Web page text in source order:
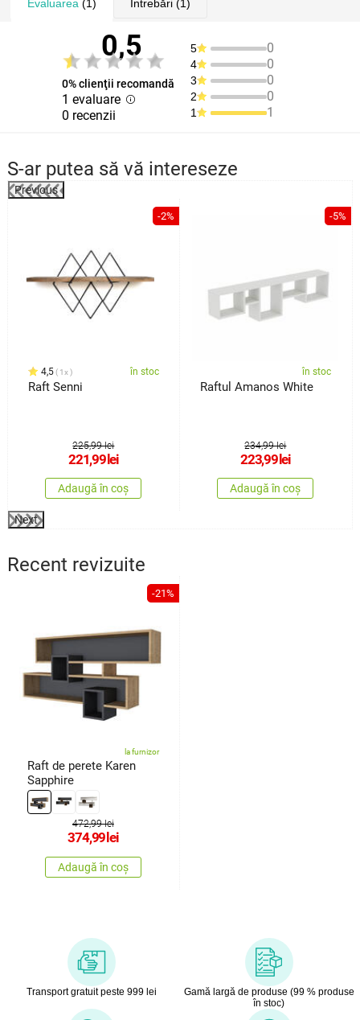
Evaluarea (1) Întrebări(1)
0,5
0% clienţii recomandă
1 evaluare
0 recenzii
5 0
4 0
3 0
2 0
1 1
S-ar putea să vă intereseze
Previous
-2%
4,5 1x în stoc
Raft Senni
225,99 lei
221,99lei
Adaugă în coș
-5%
în stoc
Raftul Amanos White
234,99 lei
223,99lei
Adaugă în coș
Next
Recent revizuite
-21%
la furnizor
Raft de perete Karen
Sapphire
472,99 lei
374,99 lei
Adaugă în coș
Transport gratuit peste 999 lei
Gamă largă de produse (99 % produse
în stoc)